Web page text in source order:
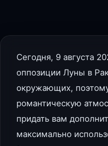
Сегодня, 9 августа
оппозиции Луны в
окружающих,
романтическую
придать вам
максимально